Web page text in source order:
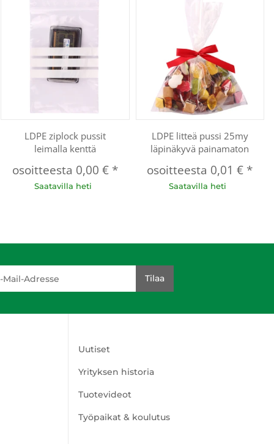
LDPE ziplock pussit
leimalla kenttä
osoitteesta 0,00 € *
Saatavilla heti
LDPE litteä pussi 25my
läpinäkyvä painamaton
osoitteesta 0,01 € *
Saatavilla heti
Tilaa
Uutiset
Yrityksen historia
Tuotevideot
Työpaikat & koulutus